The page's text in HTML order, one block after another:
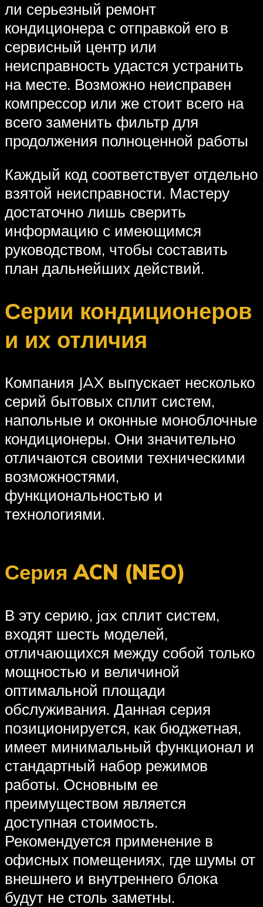
ли серьезный ремонт
кондиционера с отправкой его в
сервисный центр или
неисправность удастся устранить
на месте. Возможно неисправен
компрессор или же стоит всего на
всего заменить фильтр для
продолжения полноценной работы
Каждый код соответствует отдельно
взятой неисправности. Мастеру
достаточно лишь сверить
информацию с имеющимся
руководством, чтобы составить
план дальнейших действий.
Серии кондиционеров
и их отличия
Компания JAX выпускает несколько
серий бытовых сплит систем,
напольные и оконные моноблочные
кондиционеры. Они значительно
отличаются своими техническими
возможностями,
функциональностью и
технологиями.
Серия ACN (NEO)
В эту серию, jax сплит систем,
входят шесть моделей,
отличающихся между собой только
мощностью и величиной
оптимальной площади
обслуживания. Данная серия
позиционируется, как бюджетная,
имеет минимальный функционал и
стандартный набор режимов
работы. Основным ее
преимуществом является
доступная стоимость.
Рекомендуется применение в
офисных помещениях, где шумы от
внешнего и внутреннего блока
будут не столь заметны.